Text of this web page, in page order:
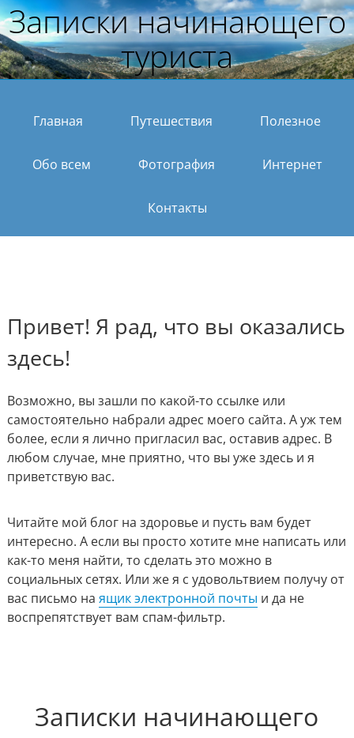
Записки начинающего
туриста
Главная Путешествия Полезное
Обо всем Фотография Интернет
Контакты
Привет! Я рад, что вы оказались
здесь!
Возможно, вы зашли по какой-то ссылке или
самостоятельно набрали адрес моего сайта. А уж тем
более, если я лично пригласил вас, оставив адрес. В
любом случае, мне приятно, что вы уже здесь и я
приветствую вас.
Читайте мой блог на здоровье и пусть вам будет
интересно. А если вы просто хотите мне написать или
как-то меня найти, то сделать это можно в
социальных сетях. Или же я с удовольтвием получу от
вас письмо на ящик электронной почты и да не
воспрепятствует вам спам-фильтр.
Записки начинающего